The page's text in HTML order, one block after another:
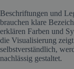
Beschriftungen und
brauchen klare
erklären Farben und
die Visualisierung
selbstverständlich,
nachlässig gestaltet.